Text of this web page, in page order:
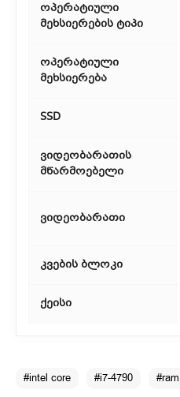
ოპერატიული
მეხსიერების ტიპი
ოპერატიული
მეხსიერება
SSD
ვიდეობარათის
მწარმოებელი
ვიდეობარათი
კვების ბლოკი
ქეისი
#intel core #i7-4790 #ram